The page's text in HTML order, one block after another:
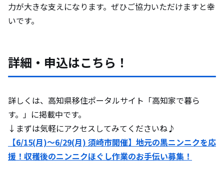
力が大きな支えになります。ぜひご協力いただけますと幸
いです。
詳細・申込はこちら！
詳しくは、高知県移住ポータルサイト「高知家で暮ら
す。」に掲載中です。
↓まずは気軽にアクセスしてみてくださいね♪
【6/15(月)〜6/29(月) 須崎市開催】地元の黒ニンニクを応
援！収穫後のニンニクほぐし作業のお手伝い募集！